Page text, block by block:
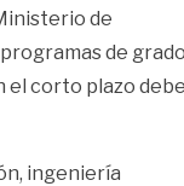
de
de
el corto plazo
ingeniería